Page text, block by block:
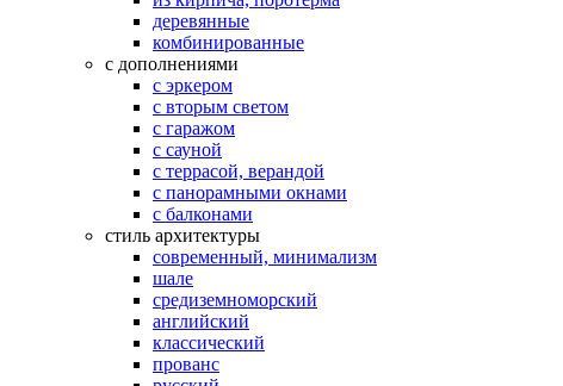
деревянные
комбинированные
с дополнениями
с эркером
с вторым светом
с гаражом
с сауной
с террасой, верандой
с панорамными окнами
с балконами
стиль архитектуры
современный, минимализм
шале
средиземноморский
английский
классический
прованс